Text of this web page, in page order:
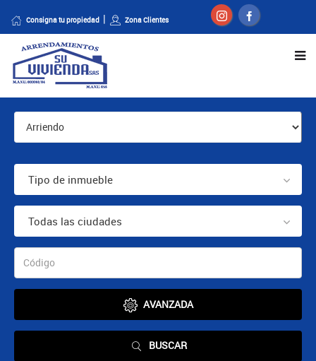
Consigna tu propiedad Zona Clientes
Tipo de inmueble
Todas las ciudades
AVANZADA
BUSCAR